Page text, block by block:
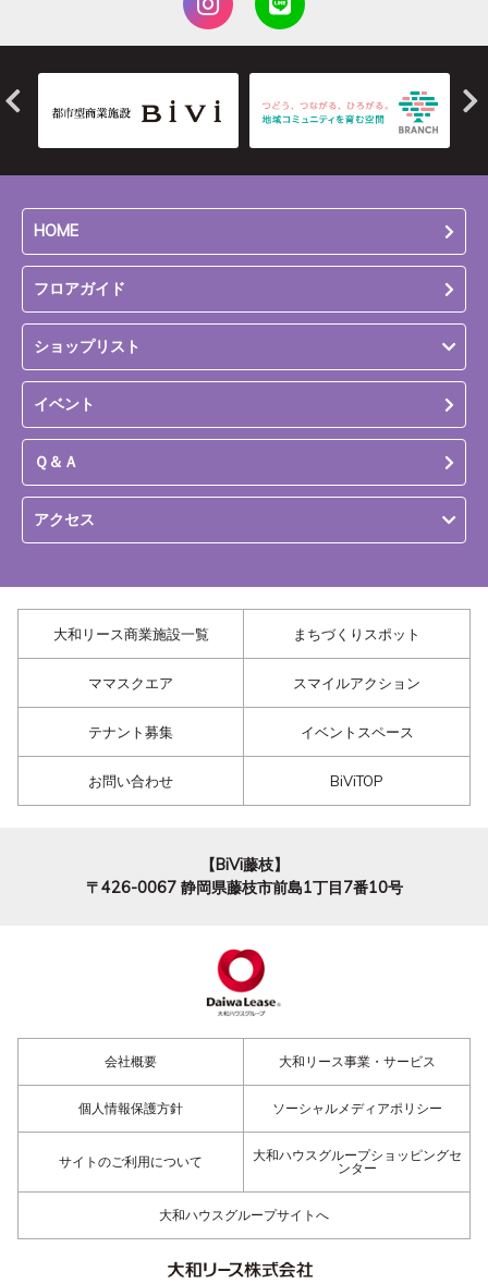
HOME
フロアガイド
ショップリスト
イベント
Ｑ＆Ａ
アクセス
大和リース商業施設一覧 まちづくりスポット
ママスクエア スマイルアクション
テナント募集 イベントスペース
お問い合わせ BiViTOP
【BiVi藤枝】
〒426-0067 静岡県藤枝市前島1丁目7番10号
会社概要 大和リース事業・サービス
個人情報保護方針 ソーシャルメディアポリシー
サイトのご利用について
大和ハウスグループショッピングセ
ンター
大和ハウスグループサイトへ